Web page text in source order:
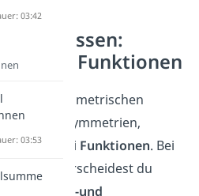
Funktionen
nur bei geometrischen
gibt es Symmetrien,
auch bei Funktionen. Bei
unterscheidest du
Achsen-und
03:42
03:53